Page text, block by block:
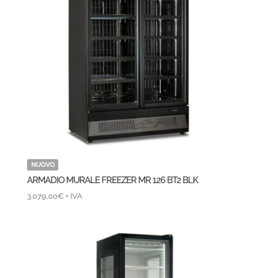
NUOVO
ARMADIO MURALE FREEZER MR 126 BT2 BLK
3.079,00€ + IVA